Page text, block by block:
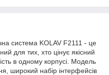
система KOLAV F2111 - це
для тих, хто цінує якісний
в одному корпусі. Модель
широкий набір інтерфейсів